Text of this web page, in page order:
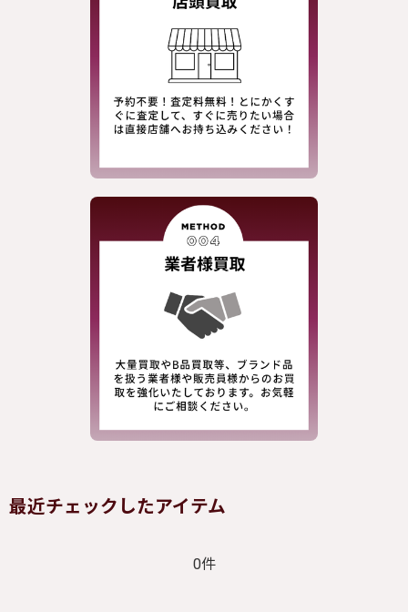
最近チェックしたアイテム
0件